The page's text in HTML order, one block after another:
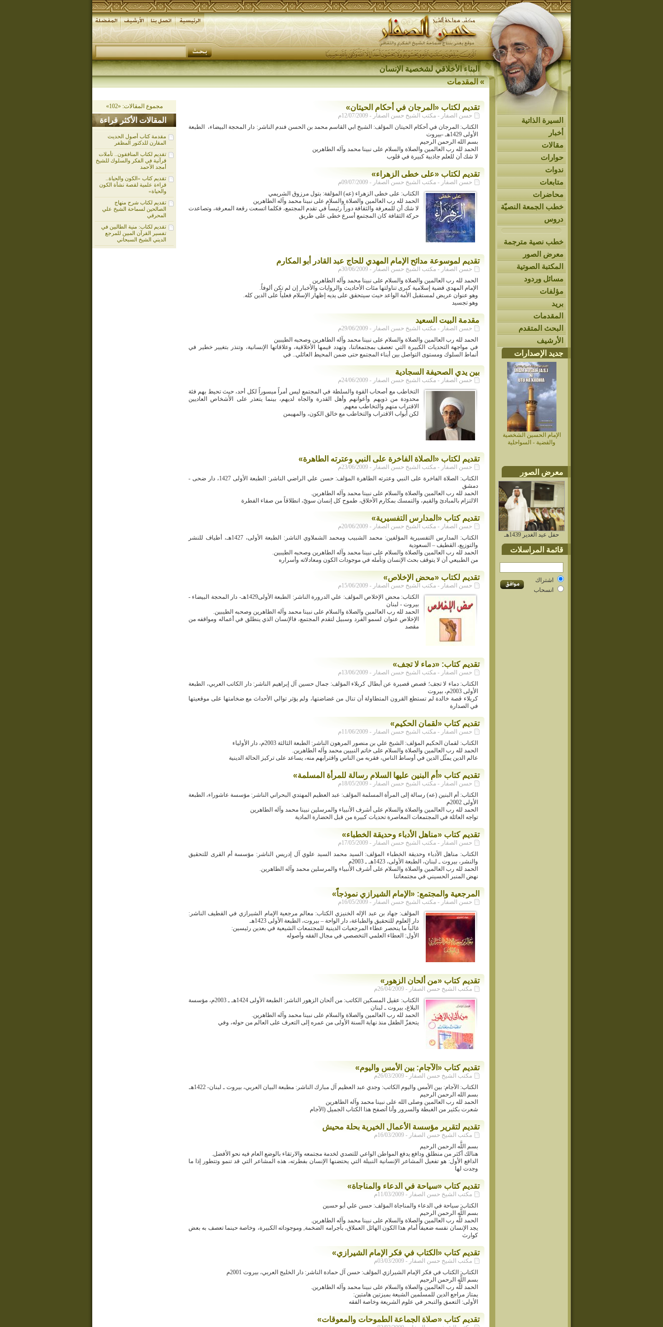
البناء الأخلاقي لشخصية الإنسان
السيرة الذاتية
أخبار
مقالات
حوارات
ندوات
متابعات
محاضرات
خطب الجمعة النصيّة
دروس
خطب نصية مترجمة
معرض الصور
المكتبة الصوتية
مسائل وردود
مؤلفات
بريد
المقدمات
البحث المتقدم
الأرشيف
جديد الإصدارات
الإمام الحسين الشخصية
والقضية - السواحلية
معرض الصور
حفل عيد الغدير 1439هـ
قائمة المراسلات
اشتراك
انسحاب
»المقدمات
مجموع المقالات: «102»
المقالات الأكثر قراءة
مقدمة كتاب أصول الحديث
المقارن للدكتور المظفر
تقديم لكتاب المنافقون.. تأملات
قرآنية في الفكر والسلوك للشيخ
أمجد الأحمد
تقديم كتاب «الكون والحياة..
قراءة علمية لقصة نشأة الكون
والحياة»
تقديم لكتاب شرح منهاج
الصالحين لسماحة الشيخ علي
المحرقي
تقديم لكتاب: منية الطالبين في
تفسير القرآن المبين للمرجع
الديني الشيخ السبحاني
تقديم لكتاب «المرجان في أحكام الحيتان»
حسن الصفار - مكتب الشيخ حسن الصفار - 12/07/2009م
الكتاب: المرجان في أحكام الحيتان المؤلف: الشيخ ابي القاسم محمد بن الحسن فندم الناشر: دار المحجة البيضاء، الطبعة
الأولى 1429هـ -بيروت
بسم الله الرحمن الرحيم
الحمد لله رب العالمين والصلاة والسلام على نبينا محمد وآله الطاهرين
لا شك أن للعلم جاذبية كبيرة في قلوب
تقديم لكتاب «على خطى الزهراء»
حسن الصفار - مكتب الشيخ حسن الصفار - 09/07/2009م
الكتاب: على خطى الزهراء (عه) المؤلفة: بتول مرزوق الشريمي
الحمد لله رب العالمين والصلاة والسلام على نبينا محمد وآله الطاهرين
لا شك أن للمعرفة والثقافة دوراً رئيساً في تقدم المجتمع، فكلما اتسعت رقعة المعرفة، وتصاعدت
حركة الثقافة كان المجتمع أسرع خطى على طريق
تقديم لموسوعة مدائح الإمام المهدي للحاج عبد القادر أبو المكارم
حسن الصفار - مكتب الشيخ حسن الصفار - 30/06/2009م
الحمد لله رب العالمين والصلاة والسلام على نبينا محمد وآله الطاهرين
الإمام المهدي قضية إسلامية كبرى تناولتها مئات الأحاديث والروايات والأخبار إن لم تكن ألوفاً.
وهو عنوان عريض لمستقبل الأمة الواعد حيث سيتحقق على يديه إظهار الإسلام فعلياً على الدين كله.
وهو تجسيد
مقدمة البيت السعيد
حسن الصفار - مكتب الشيخ حسن الصفار - 29/06/2009م
الحمد لله رب العالمين والصلاة والسلام على نبينا محمد وآله الطاهرين وصحبه الطيبين
في مواجهة التحديات الكبيرة التي تعصف بمجتمعاتنا، وتهدد قيمها الأخلاقية، وعلاقاتها الإنسانية، وتنذر بتغيير خطير في
أنماط السلوك ومستوى التواصل بين أبناء المجتمع حتى ضمن المحيط العائلي.. في
بين يدي الصحيفة السجادية
حسن الصفار - مكتب الشيخ حسن الصفار - 24/06/2009م
التخاطب مع أصحاب القوة والسلطة في المجتمع ليس أمراً ميسوراً لكل أحد، حيث تحيط بهم فئة
محدودة من ذويهم وأعوانهم وأهل القدرة والجاه لديهم، بينما يتعذر على الأشخاص العاديين
الاقتراب منهم والتخاطب معهم.
لكن أبواب الاقتراب والتخاطب مع خالق الكون، والمهيمن
تقديم لكتاب «الصلاة الفاخرة على النبي وعترته الطاهرة»
حسن الصفار - مكتب الشيخ حسن الصفار - 23/06/2009م
الكتاب: الصلاة الفاخرة على النبي وعترته الطاهرة المؤلف: حسن علي الراضي الناشر: الطبعة الأولى 1427، دار ضحى -
دمشق
الحمد لله رب العالمين والصلاة والسلام على نبينا محمد وآله الطاهرين.
الالتزام بالمبادئ والقيم، والتمسك بمكارم الأخلاق، طموح كل إنسان سويّ، انطلاقاً من صفاء الفطرة
تقديم كتاب «المدارس التفسيرية»
حسن الصفار - مكتب الشيخ حسن الصفار - 20/06/2009م
الكتاب: المدارس التفسيرية المؤلفين: محمد الشبيب ومحمد الشملاوي الناشر: الطبعة الأولى، 1427هـ، أطياف للنشر
والتوزيع، القطيف – السعودية
الحمد لله رب العالمين والصلاة والسلام على نبينا محمد وآله الطاهرين وصحبه الطيبين.
من الطبيعي أن لا يتوقف بحث الإنسان وتأمله في موجودات الكون ومعادلاته وأسراره
تقديم لكتاب «محض الإخلاص»
حسن الصفار - مكتب الشيخ حسن الصفار - 15/06/2009م
الكتاب: محض الإخلاص المؤلف: علي الدرورة الناشر: الطبعة الأولى1429هـ- دار المحجة البيضاء -
بيروت - لبنان
الحمد لله رب العالمين والصلاة والسلام على نبينا محمد وآله الطاهرين وصحبه الطيبين.
الإخلاص عنوان لسمو الفرد وسبيل لتقدم المجتمع، فالإنسان الذي ينطلق في أعماله ومواقفه من
مقصد
تقديم كتاب: «دماء لا تجف»
حسن الصفار - مكتب الشيخ حسن الصفار - 13/06/2009م
الكتاب: دماء لا تجف؛ قصص قصيرة عن أبطال كربلاء المؤلف: جمال حسين آل إبراهيم الناشر: دار الكاتب العربي، الطبعة
الأولى 2003م، بيروت
كربلاء قصة خالدة لم تستطع القرون المتطاولة أن تنال من غضاضتها، ولم يؤثر توالي الأحداث مع ضخامتها على موقعيتها
في الصدارة
تقديم كتاب «لقمان الحكيم»
حسن الصفار - مكتب الشيخ حسن الصفار - 11/06/2009م
الكتاب: لقمان الحكيم المؤلف: الشيخ علي بن منصور المرهون الناشر: الطبعة الثالثة 2003م، دار الأولياء
الحمد لله رب العالمين والصلاة والسلام على خاتم النبيين محمد وآله الطاهرين.
عالم الدين يمثّل الدين في أوساط الناس، فقربه من الناس واقترابهم منه، يساعد على تركيز الحالة الدينية
تقديم كتاب «أم البنين عليها السلام رسالة للمرأة المسلمة»
حسن الصفار - مكتب الشيخ حسن الصفار - 18/05/2009م
الكتاب: أم البنين (عه) رسالة إلى المرأة المسلمة المؤلف: عبد العظيم المهتدي البحراني الناشر: مؤسسة عاشوراء، الطبعة
الأولى 2002م
الحمد لله رب العالمين والصلاة والسلام على أشرف الأنبياء والمرسلين نبينا محمد وآله الطاهرين
تواجه العائلة في المجتمعات المعاصرة تحديات كبيرة من قبل الحضارة المادية
تقديم كتاب «مناهل الأدباء وحديقة الخطباء»
حسن الصفار - مكتب الشيخ حسن الصفار - 17/05/2009م
الكتاب: مناهل الأدباء وحديقة الخطباء المؤلف: السيد محمد السيد علوي آل إدريس الناشر: مؤسسة أم القرى للتحقيق
والنشر، بيروت ـ لبنان، الطبعة الأولى، 1423هـ ـ 2003م
الحمد لله رب العالمين والصلاة والسلام على أشرف الأنبياء والمرسلين محمد وآله الطاهرين.
نهض المنبر الحسيني في مجتمعاتنا
المرجعية والمجتمع: «الإمام الشيرازي نموذجاًً»
حسن الصفار - مكتب الشيخ حسن الصفار - 16/05/2009م
المؤلف: جهاد بن عبد الإله الخنيزي الكتاب: معالم مرجعية الإمام الشيرازي في القطيف الناشر:
دار العلوم للتحقيق والطباعة، دار الواحة – بيروت، الطبعة الأولى 1423هـ
غالباً ما ينحصر عطاء المرجعيات الدينية للمجتمعات الشيعية في بعدين رئيسين:
الأول: العطاء العلمي التخصصي في مجال الفقه وأصوله
تقديم كتاب «من ألحان الزهور»
مكتب الشيخ حسن الصفار - 26/04/2009م
الكتاب: عقيل المسكين الكاتب: من ألحان الزهور الناشر: الطبعة الأولى 1424هـ ـ 2003م، مؤسسة
البلاغ، بيروت ـ لبنان
الحمد لله رب العالمين والصلاة والسلام على نبينا محمد وآله الطاهرين.
يتحفزّ الطفل منذ نهاية السنة الأولى من عمره إلى التعرف على العالم من حوله، وفي
تقديم كتاب «الآجام: بين الأمس واليوم»
مكتب الشيخ حسن الصفار - 26/03/2009م
الكتاب: الآجام: بين الأمس واليوم الكاتب: وجدي عبد العظيم آل مبارك الناشر: مطبعة البيان العربي، بيروت ـ لبنان- 1422هـ
بسم الله الرحمن الرحيم
الحمد لله رب العالمين وصلى الله على نبينا محمد وآله الطاهرين
شعرت بكثير من الغبطة والسرور وأنا أتصفح هذا الكتاب الجميل (الآجام
تقديم لتقرير مؤسسة الأعمال الخيرية بحلة محيش
مكتب الشيخ حسن الصفار - 16/03/2009م
بسم اللَّه الرحمن الرحيم
هنالك أكثر من منطلق ودافع يدفع المواطن الواعي للتصدي لخدمة مجتمعه والارتقاء بالوضع العام فيه نحو الأفضل.
الدافع الأول: هو تفعيل المشاعر الإنسانية النبيلة التي يحتضنها الإنسان بفطرته، هذه المشاعر التي قد تنمو وتتطور إذا ما
وجدت لها
تقديم كتاب «سياحة في الدعاء والمناجاة»
مكتب الشيخ حسن الصفار - 11/03/2009م
الكتاب: سياحة في الدعاء والمناجاة المؤلف: حسن علي أبو حسين
بسم اللَّه الرحمن الرحيم
الحمد للَّه رب العالمين والصلاة والسلام على نبينا محمد وآله الطاهرين.
يجد الإنسان نفسه ضعيفاً أمام هذا الكون الهائل العملاق، بأجرامه الضخمة, وموجوداته الكبيرة، وخاصة حينما تعصف به بعض
كوارث
تقديم كتاب «الكتاب في فكر الإمام الشيرازي»
مكتب الشيخ حسن الصفار - 03/03/2009م
الكتاب: الكتاب في فكر الإمام الشيرازي المؤلف: حسن آل حمادة الناشر: دار الخليج العربي، بيروت 2001م
بسم اللَّه الرحمن الرحيم
الحمد للَّه رب العالمين والصلاة والسلام على نبينا محمد وآله الطاهرين.
يمتاز مراجع الدين للمسلمين الشيعة بميزتين هامتين:
الأولى: التعمق والتبحر في علوم الشريعة وخاصة الفقه
تقديم كتاب «صلاة الجماعة الطموحات والمعوقات»